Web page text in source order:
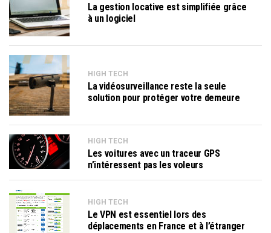
La gestion locative est simplifiée grâce
à un logiciel
HIGH TECH
La vidéosurveillance reste la seule
solution pour protéger votre demeure
HIGH TECH
Les voitures avec un traceur GPS
n’intéressent pas les voleurs
HIGH TECH
Le VPN est essentiel lors des
déplacements en France et à l’étranger